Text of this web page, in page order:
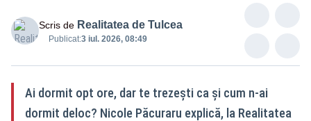
Scris de Realitatea de Tulcea
Publicat:3 iul. 2026, 08:49
Ai dormit opt ore, dar te trezești ca și cum n-ai
dormit deloc? Nicole Păcuraru explică, la Realitatea